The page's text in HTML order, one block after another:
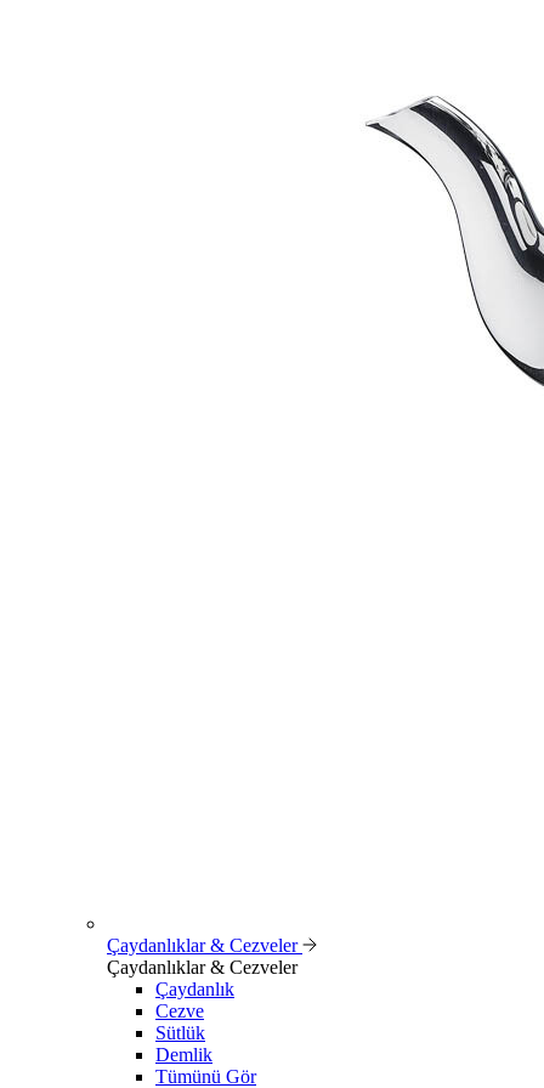
Çaydanlıklar & Cezveler
Çaydanlıklar & Cezveler
Çaydanlık
Cezve
Sütlük
Demlik
Tümünü Gör